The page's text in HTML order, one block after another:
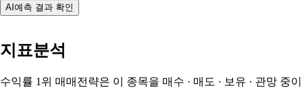
AI예측 결과 확인
지표분석
수익률 1위 매매전략은 이 종목을 매수 · 매도 · 보유 · 관망 중이